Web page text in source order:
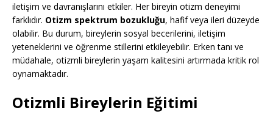
iletişim ve davranışlarını etkiler. Her bireyin otizm deneyimi
farklıdır. Otizm spektrum bozukluğu, hafif veya ileri düzeyde
olabilir. Bu durum, bireylerin sosyal becerilerini, iletişim
yeteneklerini ve öğrenme stillerini etkileyebilir. Erken tanı ve
müdahale, otizmli bireylerin yaşam kalitesini artırmada kritik rol
oynamaktadır.
Otizmli Bireylerin Eğitimi